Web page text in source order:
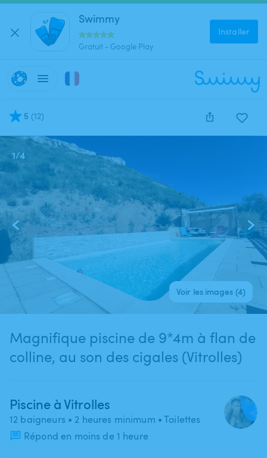
Swimmy
Gratuit - Google Play
Installer
5 (12)
1/4
Voir les images (4)
Magnifique piscine de 9*4m à flan de
colline, au son des cigales (Vitrolles)
Piscine à Vitrolles
12 baigneurs • 2 heures minimum • Toilettes
Répond en moins de 1 heure